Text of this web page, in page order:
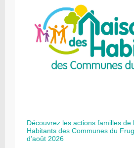
Découvrez les actions familles de
Habitants des Communes du
d’août 2026